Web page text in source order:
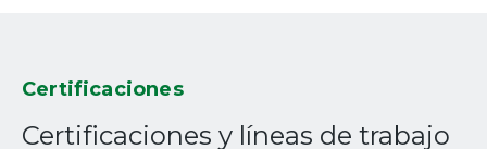
Certificaciones
Certificaciones y líneas de trabajo